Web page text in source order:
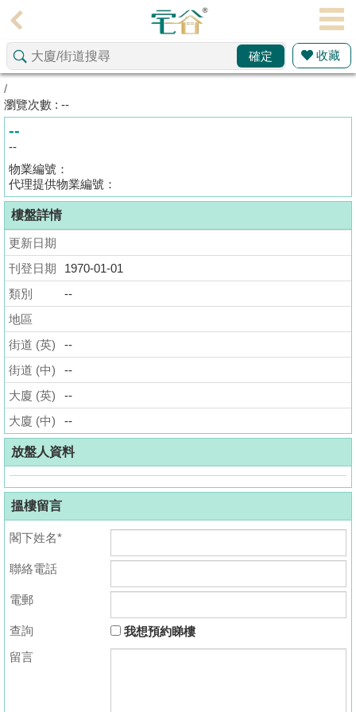
理
主
搵
成
交
業
主
放
盤
宅
谷
按
揭
地
產
博
客
地
產
聞
數
據
佈
確定 收藏
/
瀏覽次數 : --
--
--
物業編號：
代理提供物業編號：
樓盤詳情
更新日期
刊登日期
1970-01-01
類別
--
地區
街道 (英)
--
街道 (中)
--
大廈 (英)
--
大廈 (中)
--
放盤人資料
搵樓留言
閣下姓名*
聯絡電話
電郵
查詢
我想預約睇樓
留言